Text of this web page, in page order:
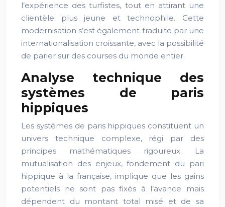
l’expérience des turfistes, tout en attirant une
clientèle plus jeune et technophile. Cette
modernisation s’est également traduite par une
internationalisation croissante, avec la possibilité
de parier sur des courses du monde entier.
Analyse technique des
systèmes de paris
hippiques
Les systèmes de paris hippiques constituent un
univers technique complexe, régi par des
principes mathématiques rigoureux. La
mutualisation des enjeux, fondement du pari
hippique à la française, implique que les gains
potentiels ne sont pas fixés à l’avance mais
dépendent du montant total misé et de sa